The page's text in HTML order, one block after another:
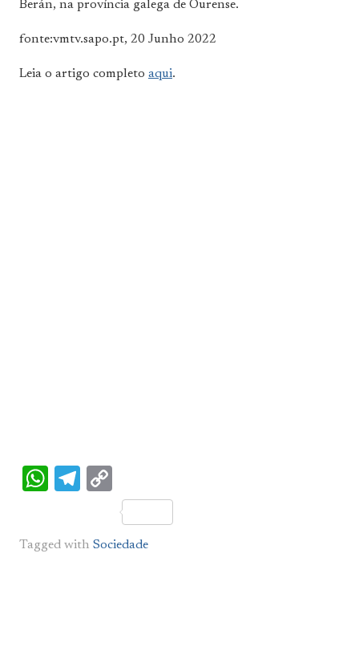
Berán, na província galega de Ourense.
fonte:vmtv.sapo.pt, 20 Junho 2022
Leia o artigo completo aqui.
WhatsApp
Telegram
Link
Tagged with Sociedade